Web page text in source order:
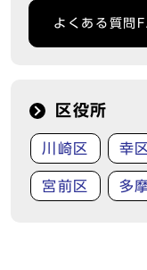
よくある質問
区役所
川崎区 幸区
宮前区 多